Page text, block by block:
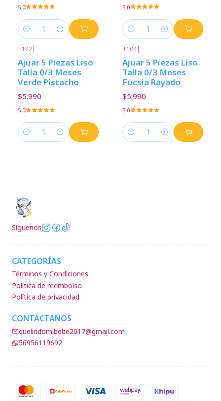
5.0
Cantidad
5.0
Cantidad
T122|
Ajuar 5 Piezas Liso
Talla 0/3 Meses
Verde Pistacho
$5.990
5.0
Cantidad
T104|
Ajuar 5 Piezas Liso
Talla 0/3 Meses
Fucsia Rayado
$5.990
5.0
Cantidad
Síguenos
CATEGORÍAS
Términos y Condiciones
Política de reembolso
Política de privacidad
CONTÁCTANOS
quelindomibebe2017@gmail.com
56956119692